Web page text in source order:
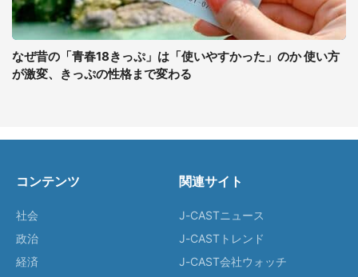
なぜ昔の「青春18きっぷ」は「使いやすかった」のか 使い方
が激変、きっぷの性格まで変わる
コンテンツ
社会
政治
経済
関連サイト
J-CASTニュース
J-CASTトレンド
J-CAST会社ウォッチ